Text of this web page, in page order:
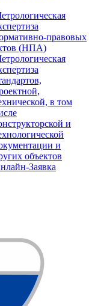
правовых
(НПА)
в том
и
и
объектов
Заявка